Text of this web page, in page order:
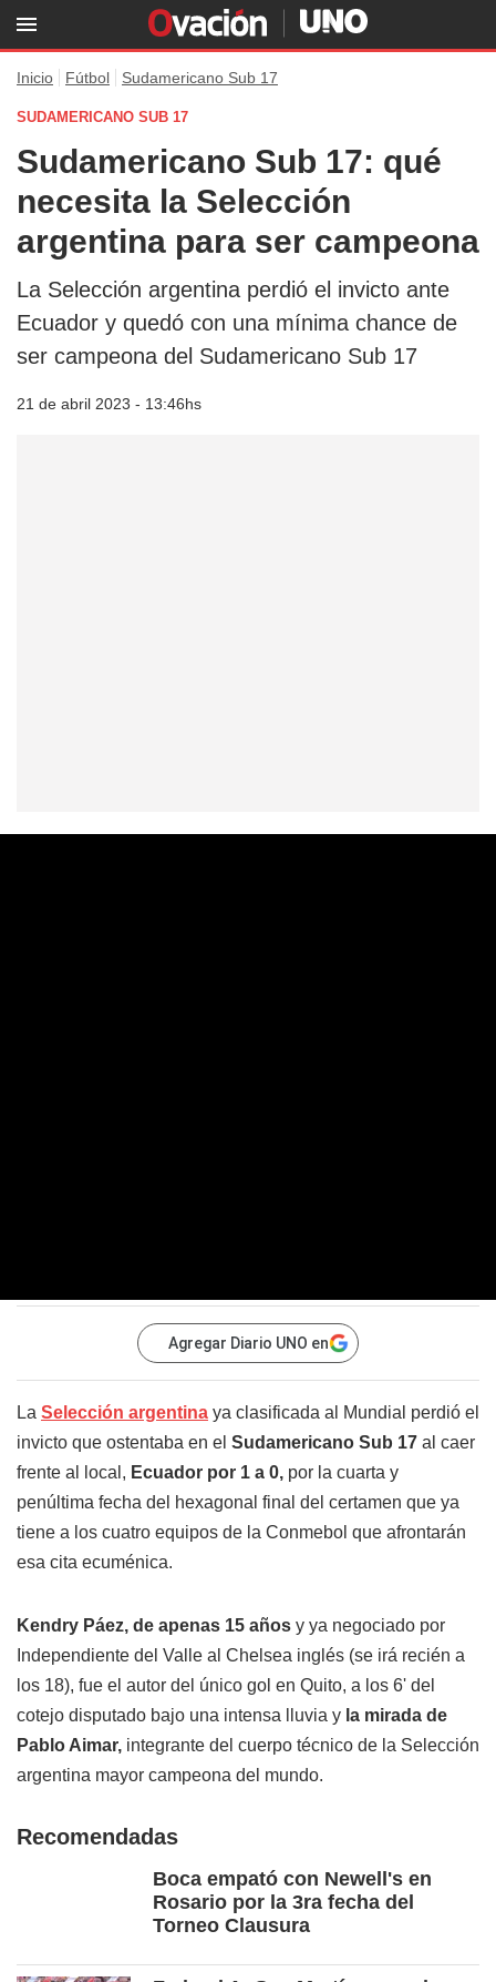
Inicio Fútbol Sudamericano Sub 17
SUDAMERICANO SUB 17
Sudamericano Sub 17: qué
necesita la Selección
argentina para ser campeona
La Selección argentina perdió el invicto ante
Ecuador y quedó con una mínima chance de
ser campeona del Sudamericano Sub 17
21 de abril 2023 - 13:46hs
Agregar Diario UNO en
La Selección argentina ya clasificada al Mundial perdió el
invicto que ostentaba en el Sudamericano Sub 17 al caer
frente al local, Ecuador por 1 a 0, por la cuarta y
penúltima fecha del hexagonal final del certamen que ya
tiene a los cuatro equipos de la Conmebol que afrontarán
esa cita ecuménica.
Kendry Páez, de apenas 15 años y ya negociado por
Independiente del Valle al Chelsea inglés (se irá recién a
los 18), fue el autor del único gol en Quito, a los 6' del
cotejo disputado bajo una intensa lluvia y la mirada de
Pablo Aimar, integrante del cuerpo técnico de la Selección
argentina mayor campeona del mundo.
Recomendadas
Boca empató con Newell's en
Rosario por la 3ra fecha del
Torneo Clausura